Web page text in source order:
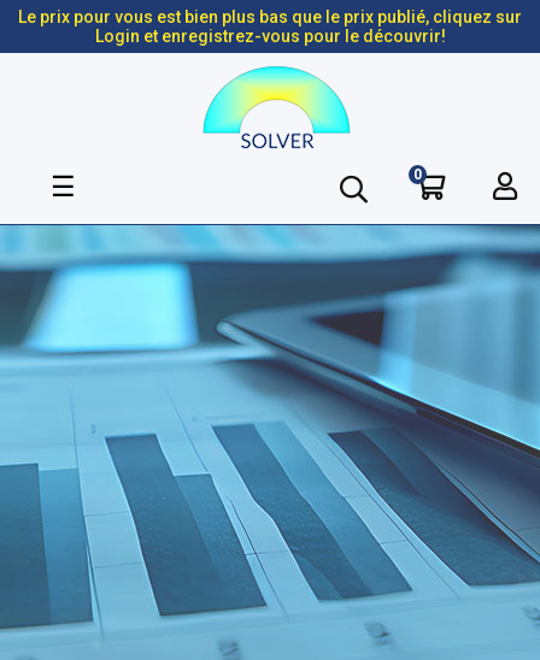
Le prix pour vous est bien plus bas que le prix publié, cliquez sur
Login et enregistrez-vous pour le découvrir!
Basculer
navigation
☰ 0